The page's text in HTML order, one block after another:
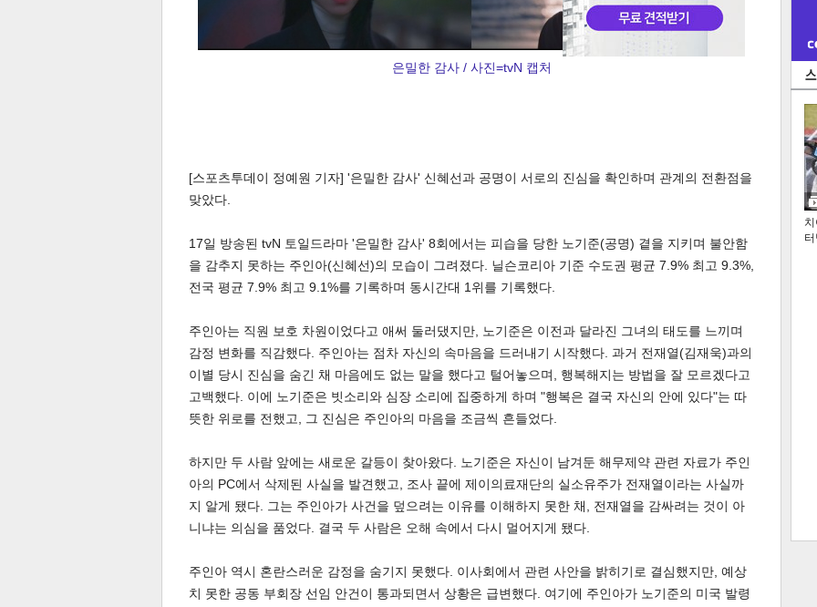
스북 터 공 공유 버블
달기 트 크 트 축 사 하기 보기
은밀한 감사 / 사진=tvN 캡처
[스포츠투데이 정예원 기자] '은밀한 감사' 신혜선과 공명이 서로의 진심을 확인하며 관계의 전환점을
맞았다.
17일 방송된 tvN 토일드라마 '은밀한 감사' 8회에서는 피습을 당한 노기준(공명) 곁을 지키며 불안함
을 감추지 못하는 주인아(신혜선)의 모습이 그려졌다. 닐슨코리아 기준 수도권 평균 7.9% 최고 9.3%,
전국 평균 7.9% 최고 9.1%를 기록하며 동시간대 1위를 기록했다.
주인아는 직원 보호 차원이었다고 애써 둘러댔지만, 노기준은 이전과 달라진 그녀의 태도를 느끼며
감정 변화를 직감했다. 주인아는 점차 자신의 속마음을 드러내기 시작했다. 과거 전재열(김재욱)과의
이별 당시 진심을 숨긴 채 마음에도 없는 말을 했다고 털어놓으며, 행복해지는 방법을 잘 모르겠다고
고백했다. 이에 노기준은 빗소리와 심장 소리에 집중하게 하며 "행복은 결국 자신의 안에 있다"는 따
뜻한 위로를 전했고, 그 진심은 주인아의 마음을 조금씩 흔들었다.
하지만 두 사람 앞에는 새로운 갈등이 찾아왔다. 노기준은 자신이 남겨둔 해무제약 관련 자료가 주인
아의 PC에서 삭제된 사실을 발견했고, 조사 끝에 제이의료재단의 실소유주가 전재열이라는 사실까
지 알게 됐다. 그는 주인아가 사건을 덮으려는 이유를 이해하지 못한 채, 전재열을 감싸려는 것이 아
니냐는 의심을 품었다. 결국 두 사람은 오해 속에서 다시 멀어지게 됐다.
주인아 역시 혼란스러운 감정을 숨기지 못했다. 이사회에서 관련 사안을 밝히기로 결심했지만, 예상
치 못한 공동 부회장 선임 안건이 통과되면서 상황은 급변했다. 여기에 주인아가 노기준의 미국 발령